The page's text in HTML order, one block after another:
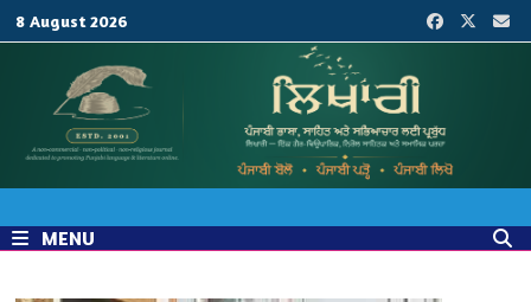
8 August 2026
MENU